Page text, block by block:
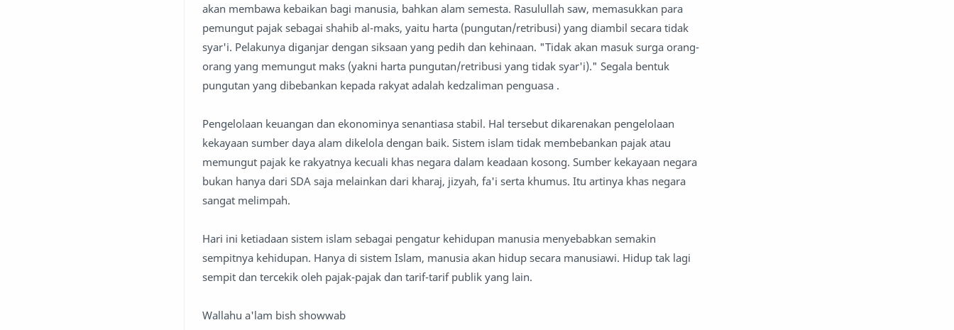
akan membawa kebaikan bagi manusia, bahkan alam semesta. Rasulullah saw, memasukkan para
pemungut pajak sebagai shahib al-maks, yaitu harta (pungutan/retribusi) yang diambil secara tidak
syar'i. Pelakunya diganjar dengan siksaan yang pedih dan kehinaan. "Tidak akan masuk surga orang-
orang yang memungut maks (yakni harta pungutan/retribusi yang tidak syar'i)." Segala bentuk
pungutan yang dibebankan kepada rakyat adalah kedzaliman penguasa .
Pengelolaan keuangan dan ekonominya senantiasa stabil. Hal tersebut dikarenakan pengelolaan
kekayaan sumber daya alam dikelola dengan baik. Sistem islam tidak membebankan pajak atau
memungut pajak ke rakyatnya kecuali khas negara dalam keadaan kosong. Sumber kekayaan negara
bukan hanya dari SDA saja melainkan dari kharaj, jizyah, fa'i serta khumus. Itu artinya khas negara
sangat melimpah.
Hari ini ketiadaan sistem islam sebagai pengatur kehidupan manusia menyebabkan semakin
sempitnya kehidupan. Hanya di sistem Islam, manusia akan hidup secara manusiawi. Hidup tak lagi
sempit dan tercekik oleh pajak-pajak dan tarif-tarif publik yang lain.
Wallahu a'lam bish showwab